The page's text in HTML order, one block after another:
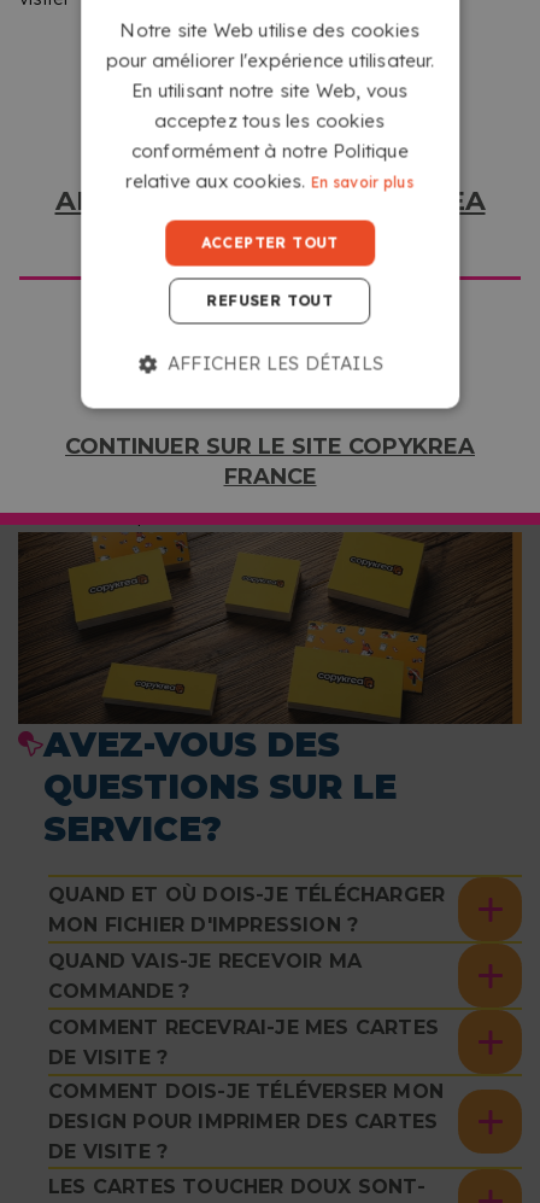
ALLER SUR LE SITE COPYKREA
USA
CONTINUER SUR LE SITE COPYKREA
FRANCE
impression qui ne passe pas inaperçue et dont on se
souvient facilement.
5 FORMATS DISPONIBLES POUR LA
PERSONNALISATION
Choisissez le format qui s'adapte le mieux à votre style :
de la taille classique 85x55 mm aux formats plus
ou les formats carrés de 65x65 mm et 50x50 mm. Toutes
les cartes sont dotées de coins à angle droit pour un
résultat net et précis.
AVEZ-VOUS DES
QUESTIONS SUR LE
SERVICE?
QUAND ET OÙ DOIS-JE TÉLÉCHARGER
MON FICHIER D'IMPRESSION ?
QUAND VAIS-JE RECEVOIR MA
COMMANDE ?
COMMENT RECEVRAI-JE MES CARTES
DE VISITE ?
COMMENT DOIS-JE TÉLÉVERSER MON
DESIGN POUR IMPRIMER DES CARTES
DE VISITE ?
LES CARTES TOUCHER DOUX SONT-
Notre site Web utilise des cookies
pour améliorer l'expérience utilisateur.
En utilisant notre site Web, vous
acceptez tous les cookies
conformément à notre Politique
relative aux cookies.En savoir plus
ACCEPTER TOUT
REFUSER TOUT
AFFICHER LES DÉTAILS